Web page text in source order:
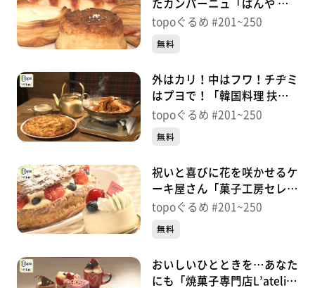
たカンパーニュ「ぱんや あ
いざわ」（松島町松島町内）
topoぐるめ #201~250
無料
外はカリ！中はフワ！チヂミ
はプヨで！「韓国料理 扶餘
長町店」（太白区長町）＃
topoぐるめ #201~250
無料
祝いと喜びに花を咲かせるケ
ーキ屋さん「菓子工房セレブ
レ」（太白区長町）＃
topoぐるめ #201~250
無料
おいしいひとときを…あなた
にも「焼菓子専門店L’atelier